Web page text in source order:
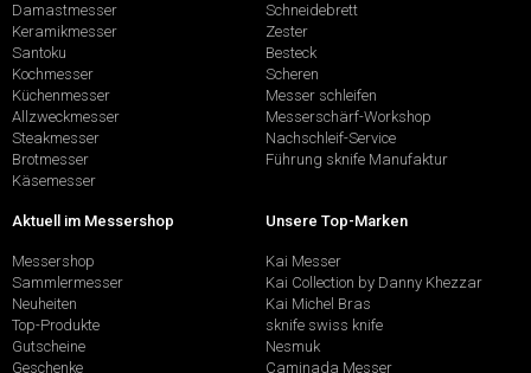
Damastmesser
Keramikmesser
Santoku
Kochmesser
Küchenmesser
Allzweckmesser
Steakmesser
Brotmesser
Käsemesser
Schneidebrett
Zester
Besteck
Scheren
Messer schleifen
Messerschärf-Workshop
Nachschleif-Service
Führung sknife Manufaktur
Aktuell im Messershop
Messershop
Sammlermesser
Neuheiten
Top-Produkte
Gutscheine
Geschenke
Unsere Top-Marken
Kai Messer
Kai Collection by Danny Khezzar
Kai Michel Bras
sknife swiss knife
Nesmuk
Caminada Messer